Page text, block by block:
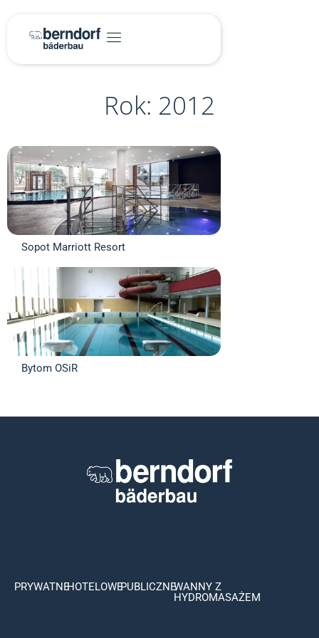
Rok: 2012
Sopot Marriott Resort
Bytom OSiR
PRYWATNEHOTELOWEPUBLICZNEWANNY Z
HYDROMASAŻEM